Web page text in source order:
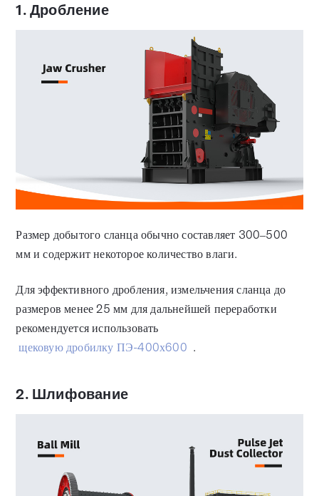
1. Дробление
Размер добытого сланца обычно составляет 300–500
мм и содержит некоторое количество влаги.
Для эффективного дробления, измельчения сланца до
размеров менее 25 мм для дальнейшей переработки
рекомендуется использовать
щековую дробилку ПЭ-400х600 .
2. Шлифование